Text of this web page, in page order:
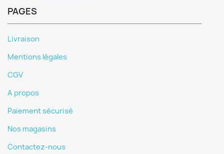
PAGES
Livraison
Mentions légales
CGV
A propos
Paiement sécurisé
Nos magasins
Contactez-nous